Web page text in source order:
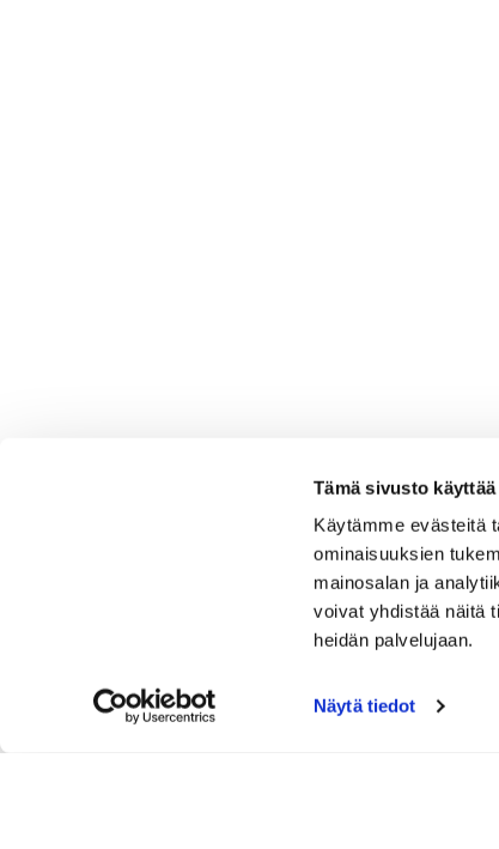
Tämä sivusto
Käytämme evästeitä
ominaisuuksien
mainosalan ja
voivat yhdistää näitä
heidän palvelujaan.
Näytä tiedot